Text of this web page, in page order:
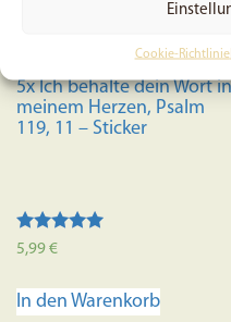
Cookie-Richtlinie
5x Ich behalte dein Wort in
meinem Herzen, Psalm
119, 11 – Sticker
Bewertet mit
5.00
5,99€
In den Warenkorb